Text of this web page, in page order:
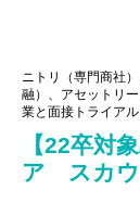
ニトリ（専門商社
融）、アセットリ
業と面接トライアル
【22卒対
ア スカウ